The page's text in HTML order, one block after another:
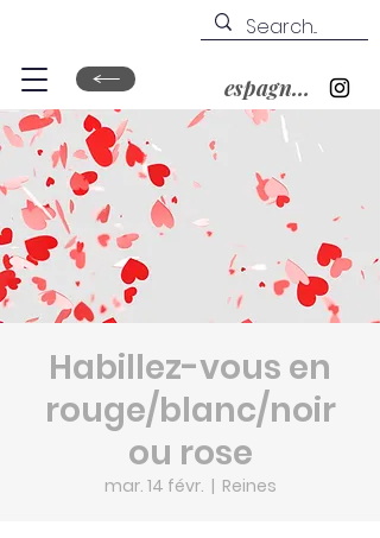
espagnol&nbsp;?
Habillez-vous en
rouge/blanc/noir
ou rose
mar. 14 févr.
  |
Reines